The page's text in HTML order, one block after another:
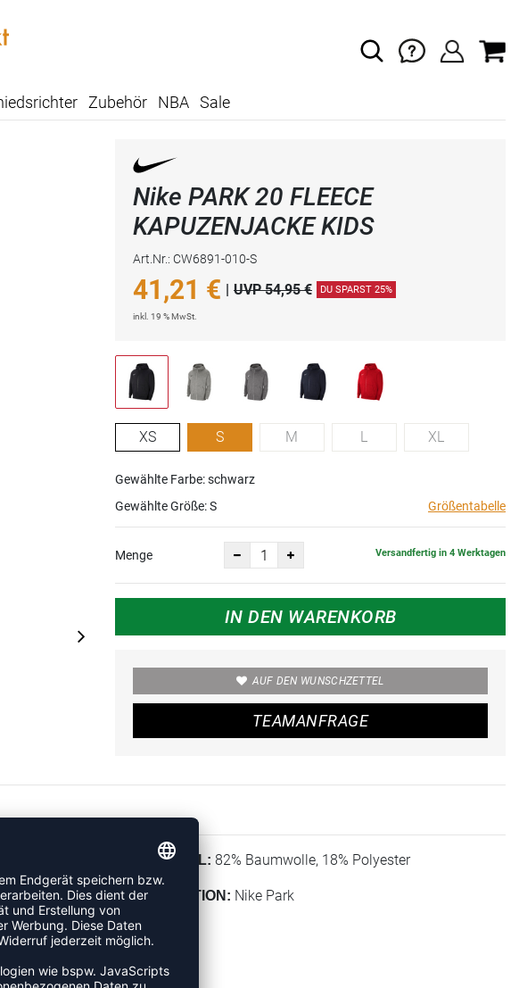
Zubehör NBA Sale
Nike PARK 20 FLEECE
KAPUZENJACKE KIDS
Art.Nr.: CW6891-010-S
41,21 € | UVP 54,95 € DU SPARST 25%
inkl. 19 % MwSt.
XS S M L XL
Gewählte Farbe: schwarz
Gewählte Größe:S Größentabelle
Menge Versandfertig in 4 Werktagen
IN DEN WARENKORB
AUF DEN WUNSCHZETTEL
TEAMANFRAGE
für Kinder
ist Teil
MATERIAL: 82% Baumwolle, 18% Polyester
KOLLEKTION: Nike Park